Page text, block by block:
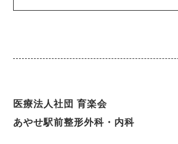
医療法人社団 育楽会
あやせ駅前整形外科・内科